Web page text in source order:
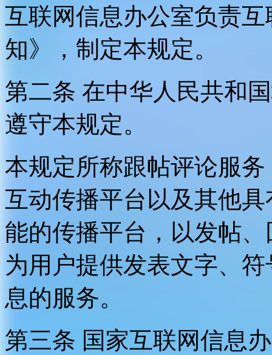
互联网信息办公室负责
知》，制定本规定。
第二条 在中华人民共和
遵守本规定。
本规定所称跟帖评论服
互动传播平台以及其他
能的传播平台，以发帖
为用户提供发表文字、
息的服务。
第三条 国家互联网信息